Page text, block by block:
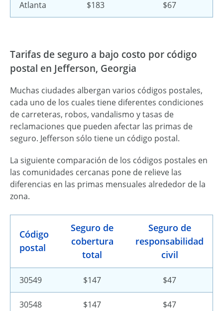
Atlanta $183 $67
Tarifas de seguro a bajo costo por código
postal en Jefferson, Georgia
Muchas ciudades albergan varios códigos postales,
cada uno de los cuales tiene diferentes condiciones
de carreteras, robos, vandalismo y tasas de
reclamaciones que pueden afectar las primas de
seguro. Jefferson sólo tiene un código postal.
La siguiente comparación de los códigos postales en
las comunidades cercanas pone de relieve las
diferencias en las primas mensuales alrededor de la
zona.
Código
postal
Seguro de
cobertura
total
Seguro de
responsabilidad
civil
30549 $147 $47
30548 $147 $47